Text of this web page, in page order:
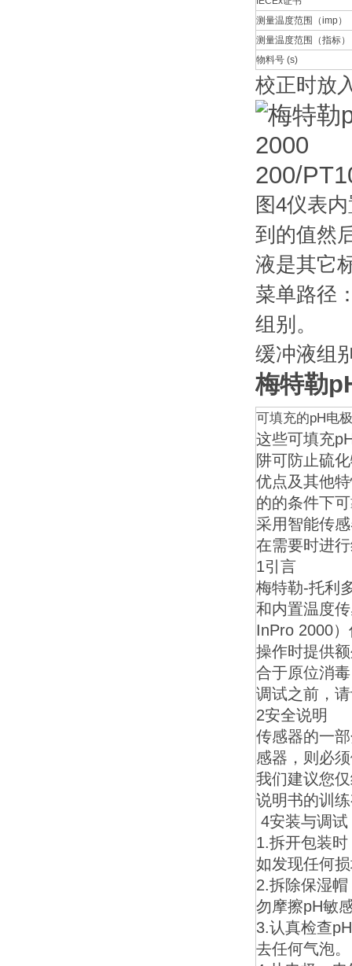
测量温度范围（imp）
测量温度范围（指标）
物料号 (s)
校正时放
图4仪表
到的值然
液是其它
菜单路径
组别。
缓冲液组
梅特勒
可填充的pH电
这些可填充
阱可防止硫
优点及其他
的的条件下
采用智能传
在需要时进
1引言
梅特勒-托利
和内置温度
InPro 2000
操作时提供
合于原位消
调试之前，
2安全说明
传感器的一
感器，则必
我们建议您
说明书的训
4安装与调试
1.拆开包装
如发现任何
2.拆除保湿
勿摩擦pH敏
3.认真检查
去任何气泡。